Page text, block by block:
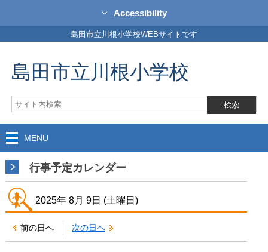
Accessibility
島田市立川根小学校WEBサイトです
島田市立川根小学校
MENU
行事予定カレンダー
2025年 8月 9日 (土曜日)
前の日へ 次の日へ